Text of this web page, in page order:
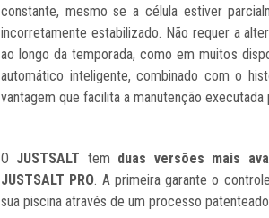
constante, mesmo se a célula estiver
incorretamente estabilizado. Não requer a
ao longo da temporada, como em muitos
automático inteligente, combinado com o
vantagem que facilita a manutenção executada
O JUSTSALT tem duas versões mais
JUSTSALT PRO. A primeira garante o
sua piscina através de um processo